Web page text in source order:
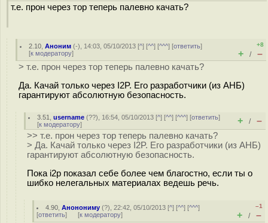
т.е. прон через тор теперь палевно качать?
2.10 ,Аноним (-), 14:03, 05/10/2013 [^] [^^] [^^^] [ответить]
[к модератору]
+8
+ / –
> т.е. прон через тор теперь палевно качать?
Да. Качай только через I2P. Его разработчики (из АНБ)
гарантируют абсолютную безопасность.
3.51 ,username (??), 16:54, 05/10/2013 [^] [^^] [^^^] [ответить]
[к модератору] + / –
>> т.е. прон через тор теперь палевно качать?
> Да. Качай только через I2P. Его разработчики (из АНБ)
гарантируют абсолютную безопасность.
Пока i2p показал себе более чем благостно, если ты о
шибко нелегальных материалах ведешь речь.
4.90 ,Анонониму (?), 22:42, 05/10/2013 [^] [^^] [^^^]
[ответить] [к модератору]
–1
+ / –